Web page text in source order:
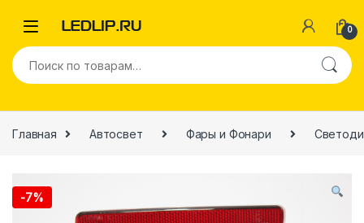
0
Главная Автосвет Фары и Фонари
-7%